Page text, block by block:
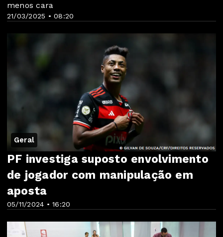
21/03/2025 • 08:20
menos cara
Geral
05/11/2024 • 16:20
PF investiga suposto envolvimento
de jogador com manipulação em
aposta